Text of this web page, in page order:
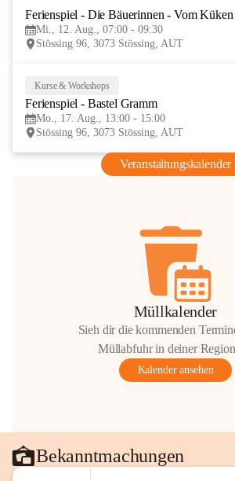
Ferienspiel - Die Bäuerinnen - Vom
Mi., 12. Aug., 07:00 - 09:30
Stössing 96, 3073 Stössing, AUT
Kurse & Workshops
Ferienspiel - Bastel Gramm
Mo., 17. Aug., 13:00 - 15:00
Stössing 96, 3073 Stössing, AUT
Veranstaltungskalender
Müllkalender
Sieh dir die kommenden
Müllabfuhr in deiner
Kalender ansehen
Bekanntmachungen